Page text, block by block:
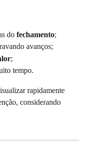
do fechamento;
avanços;
;
tempo.
rapidamente
considerando